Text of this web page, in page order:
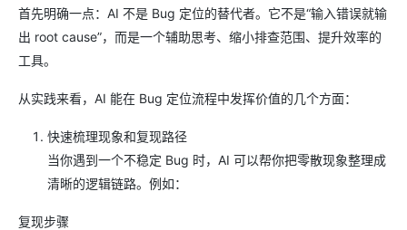
首先明确一点：AI 不是 Bug 定位的替代者。它不是“输入错误就输
出 root cause”，而是一个辅助思考、缩小排查范围、提升效率的
工具。
从实践来看，AI 能在 Bug 定位流程中发挥价值的几个方面：
快速梳理现象和复现路径
当你遇到一个不稳定 Bug 时，AI 可以帮你把零散现象整理成
清晰的逻辑链路。例如：
复现步骤